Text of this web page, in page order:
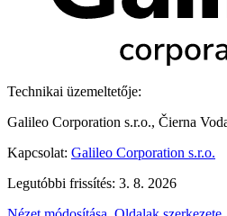
Technikai üzemeltetője:
Galileo Corporation s.r.o., Čierna
Kapcsolat: Galileo Corporation s.r.o.
Legutóbbi frissítés: 3. 8. 2026